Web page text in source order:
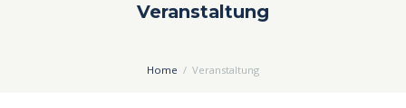
Veranstaltung
Home Veranstaltung